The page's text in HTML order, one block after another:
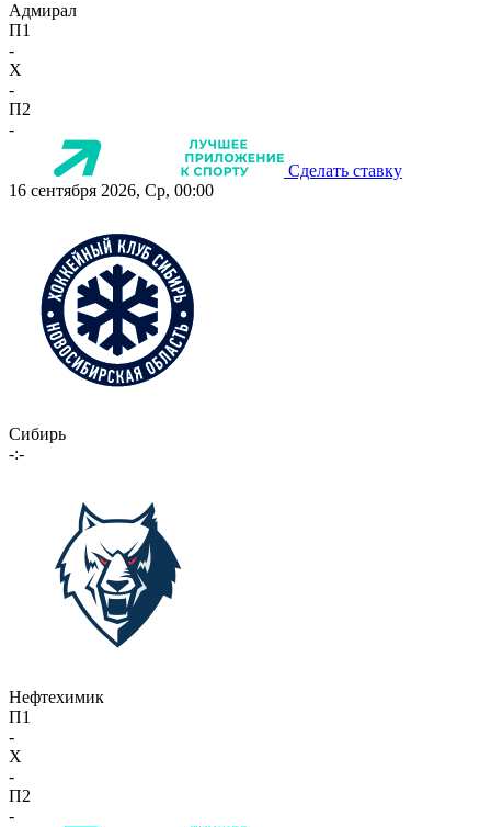
Адмирал
П1
-
X
-
П2
-
Сделать ставку
16 сентября 2026, Ср, 00:00
Сибирь
-:-
Нефтехимик
П1
-
X
-
П2
-